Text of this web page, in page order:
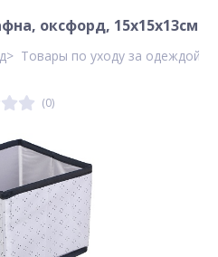
оксфорд, 15x15x13см
Товары по уходу за одеждой и
(0)